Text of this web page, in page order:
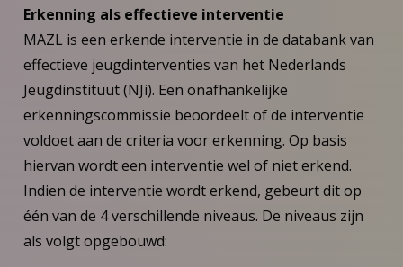
Erkenning als effectieve interventie
MAZL is een erkende interventie in de databank van
effectieve jeugdinterventies van het Nederlands
Jeugdinstituut (NJi). Een onafhankelijke
erkenningscommissie beoordeelt of de interventie
voldoet aan de criteria voor erkenning. Op basis
hiervan wordt een interventie wel of niet erkend.
Indien de interventie wordt erkend, gebeurt dit op
één van de 4 verschillende niveaus. De niveaus zijn
als volgt opgebouwd: